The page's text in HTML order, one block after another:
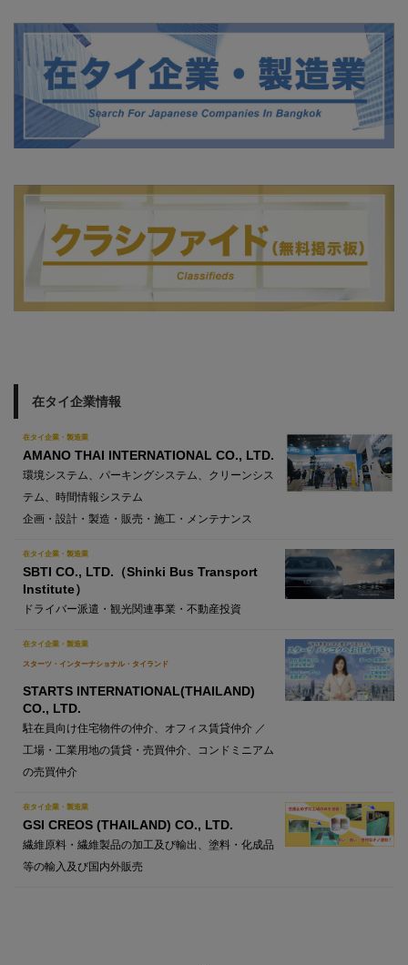
在タイ企業情報
在タイ企業・製造業
AMANO THAI INTERNATIONAL CO., LTD.
環境システム、パーキングシステム、クリーンシス
テム、時間情報システム
企画・設計・製造・販売・施工・メンテナンス
在タイ企業・製造業
SBTI CO., LTD.（Shinki Bus Transport
Institute）
ドライバー派遣・観光関連事業・不動産投資
在タイ企業・製造業
スターツ・インターナショナル・タイランド
STARTS INTERNATIONAL(THAILAND)
CO., LTD.
駐在員向け住宅物件の仲介、オフィス賃貸仲介 ／
工場・工業用地の賃貸・売買仲介、コンドミニアム
の売買仲介
在タイ企業・製造業
GSI CREOS (THAILAND) CO., LTD.
繊維原料・繊維製品の加工及び輸出、塗料・化成品
等の輸入及び国内外販売